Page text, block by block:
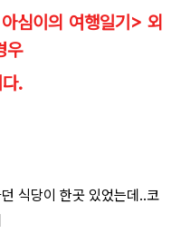
심이의 여행일기> 외
우
.
식당이 한곳 있었는데..코